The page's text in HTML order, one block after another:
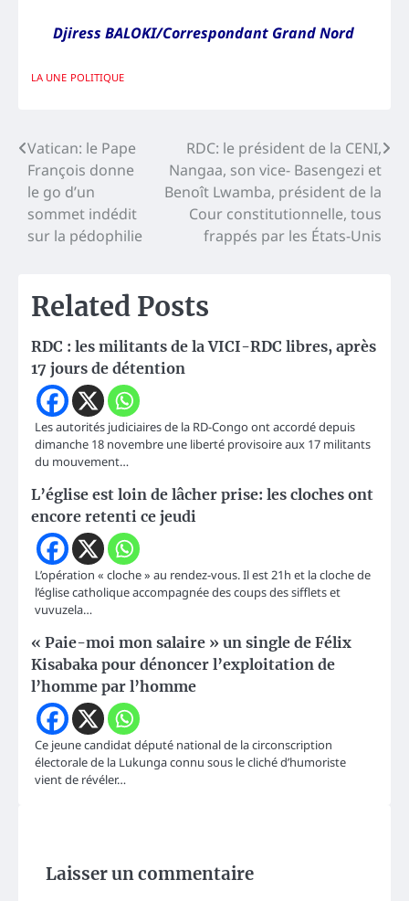
Djiress BALOKI/Correspondant Grand Nord
LA UNE POLITIQUE
Navigation
de
l’article
Vatican: le Pape
François donne
le go d’un
sommet indédit
sur la pédophilie
RDC: le président de la CENI,
Nangaa, son vice- Basengezi et
Benoît Lwamba, président de la
Cour constitutionnelle, tous
frappés par les États-Unis
Related Posts
RDC : les militants de la VICI-RDC libres, après
17 jours de détention
Les autorités judiciaires de la RD-Congo ont accordé depuis
dimanche 18 novembre une liberté provisoire aux 17 militants
du mouvement…
L’église est loin de lâcher prise: les cloches ont
encore retenti ce jeudi
L’opération « cloche » au rendez-vous. Il est 21h et la cloche de
l’église catholique accompagnée des coups des sifflets et
vuvuzela…
« Paie-moi mon salaire » un single de Félix
Kisabaka pour dénoncer l’exploitation de
l’homme par l’homme
Ce jeune candidat député national de la circonscription
électorale de la Lukunga connu sous le cliché d’humoriste
vient de révéler…
Laisser un commentaire